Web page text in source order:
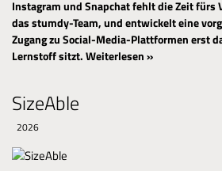
Instagram und Snapchat fehlt die Zeit
das stumdy-Team, und entwickelt eine
Zugang zu Social-Media-Plattformen erst
Lernstoff sitzt.Weiterlesen »
SizeAble
2026